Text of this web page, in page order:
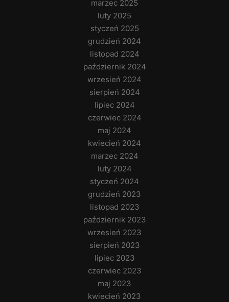
marzec 2025
luty 2025
styczeń 2025
grudzień 2024
listopad 2024
październik 2024
wrzesień 2024
sierpień 2024
lipiec 2024
czerwiec 2024
maj 2024
kwiecień 2024
marzec 2024
luty 2024
styczeń 2024
grudzień 2023
listopad 2023
październik 2023
wrzesień 2023
sierpień 2023
lipiec 2023
czerwiec 2023
maj 2023
kwiecień 2023